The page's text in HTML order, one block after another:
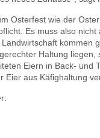
Osterfest wie der
Es muss also
Haltung
Eiern in Back-
Eier aus Käfighaltung